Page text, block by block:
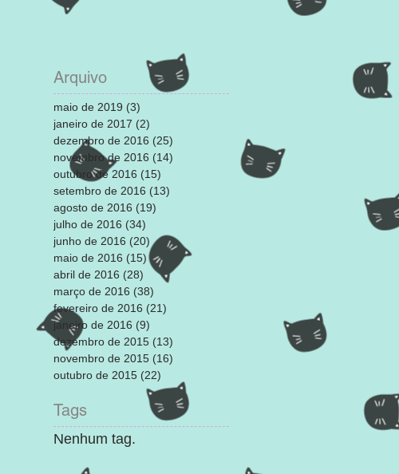
Arquivo
maio de 2019 (3)
janeiro de 2017 (2)
dezembro de 2016 (25)
novembro de 2016 (14)
outubro de 2016 (15)
setembro de 2016 (13)
agosto de 2016 (19)
julho de 2016 (34)
junho de 2016 (20) 20 posts
maio de 2016 (15)15 posts
abril de 2016 (28) 28 posts
março de 2016 (38)
fevereiro de 2016 (21)
janeiro de 2016 (9)
dezembro de 2015 (13)
novembro de 2015 (16)
outubro de 2015 (22)
Tags
Nenhum tag.